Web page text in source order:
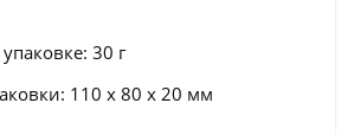
30 г
110 x 80 x 20 мм